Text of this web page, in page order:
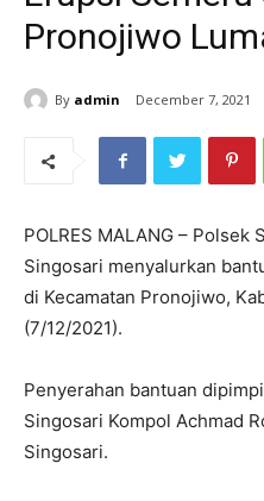
Pronojiwo
By admin December 7, 2021
POLRES MALANG –
Singosari menyalurkan
di Kecamatan Pronojiwo,
(7/12/2021).
Penyerahan bantuan
Singosari Kompol Achmad
Singosari.